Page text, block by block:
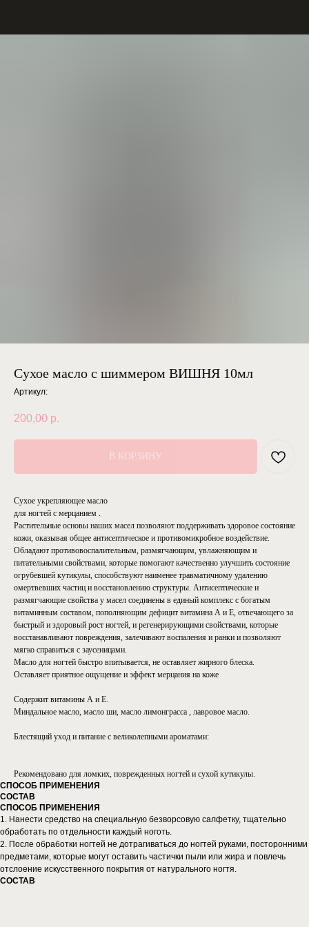
Сухое масло с шиммером ВИШНЯ 10мл
Артикул:
200,00 р.
В КОРЗИНУ
Сухое укрепляющее масло
для ногтей с мерцанием .
Растительные основы наших масел позволяют поддерживать здоровое состояние
кожи, оказывая общее антисептическое и противомикробное воздействие.
Обладают противовоспалительным, размягчающим, увлажняющим и
питательными свойствами, которые помогают качественно улучшить состояние
огрубевшей кутикулы, способствуют наименее травматичному удалению
омертвевших частиц и восстановлению структуры. Антисептические и
размягчающие свойства у масел соединены в единый комплекс с богатым
витаминным составом, пополняющим дефицит витамина А и Е, отвечающего за
быстрый и здоровый рост ногтей, и регенерирующими свойствами, которые
восстанавливают повреждения, залечивают воспаления и ранки и позволяют
мягко справиться с заусеницами.
Масло для ногтей быстро впитывается, не оставляет жирного блеска.
Оставляет приятное ощущение и эффект мерцания на коже
Содержит витамины А и Е.
Миндальное масло, масло ши, масло лимонграсса , лавровое масло.
Блестящий уход и питание с великолепными ароматами:
Рекомендовано для ломких, поврежденных ногтей и сухой кутикулы.
СПОСОБ ПРИМЕНЕНИЯ
СОСТАВ
СПОСОБ ПРИМЕНЕНИЯ
1. Нанести средство на специальную безворсовую салфетку, тщательно
обработать по отдельности каждый ноготь.
2. После обработки ногтей не дотрагиваться до ногтей руками, посторонними
предметами, которые могут оставить частички пыли или жира и повлечь
отслоение искусственного покрытия от натурального ногтя.
СОСТАВ